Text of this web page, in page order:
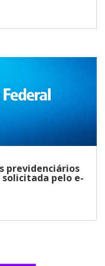
previdenciários
solicitada pelo e-